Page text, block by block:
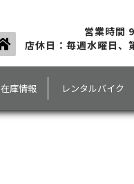
営業時間
店休日：毎週水曜日、
在庫情報 レンタルバイク